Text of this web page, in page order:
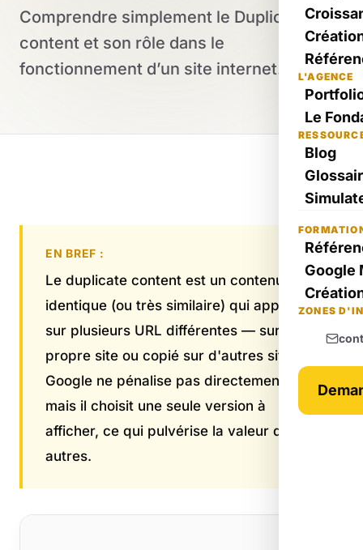
L'AGENCE
Le
Blog
Google
ZONES
Comprendre simplement le Duplicate
content et son rôle dans le
fonctionnement d’un site internet.
EN BREF :
Le duplicate content est un contenu
identique (ou très similaire) qui apparaît
sur plusieurs URL différentes — sur votre
propre site ou copié sur d'autres sites.
Google ne pénalise pas directement,
mais il choisit une seule version à
afficher, ce qui pulvérise la valeur des
autres.